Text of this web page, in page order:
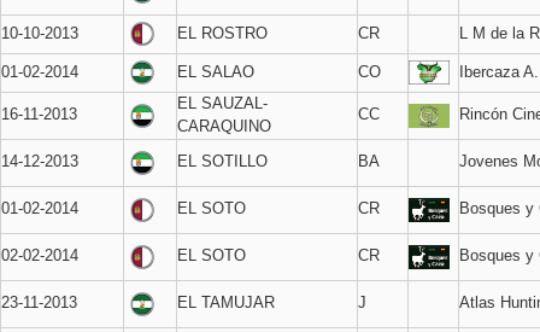
10-10-2013 EL ROSTRO CR L M de la
01-02-2014 EL SALAO CO Ibercaza
16-11-2013
EL SAUZAL-
CARAQUINO
CC Rincón
14-12-2013 EL SOTILLO BA Jovenes
01-02-2014 EL SOTO CR Bosques y
02-02-2014 EL SOTO CR Bosques y
23-11-2013 EL TAMUJAR J Atlas